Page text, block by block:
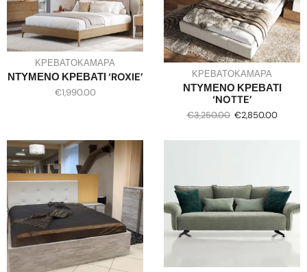
ΚΡΕΒΑΤΟΚΑΜΑΡΑ
ΝΤΥΜΕΝΟ ΚΡΕΒΑΤΙ ‘ROXIE’
€1,990.00
ΚΡΕΒΑΤΟΚΑΜΑΡΑ
ΝΤΥΜΕΝΟ ΚΡΕΒΑΤΙ
‘NOTTE’
€3,250.00 €2,850.00